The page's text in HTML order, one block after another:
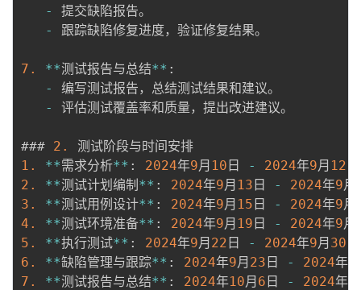
-
提交缺陷报告。
-
跟踪缺陷修复进度，验证修复结果。
7. **测试报告与总结** :
-
编写测试报告，总结测试结果和建议。
-
评估测试覆盖率和质量，提出改进建议。
### 2.
1.
**需求分析** : 2024年9月 10 日 - 2024年9月 12
2.
**测试计划编制 ** : 2024年9月 13 日 - 2024年9月
3.
**测试用例设计** : 2024年9月 15 日 - 2024年9月
4.
**测试环境准备** : 2024年9月 19 日 - 2024年9月
5.
**执行测试** : 2024年9月 22 日 - 2024年9月 30
6.
**缺陷管理与跟踪** : 2024年9月 23 日 - 2024年
7.
**测试报告与总结** : 2024年10月 6 日 - 2024年